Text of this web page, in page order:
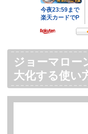
ジョーマロー
大化する使い